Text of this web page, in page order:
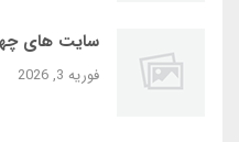
سایت‌ های
فوریه 3, 2026